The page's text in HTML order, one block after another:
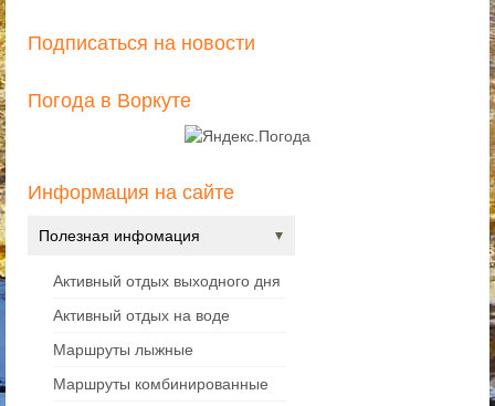
Подписаться на новости
Погода в Воркуте
Информация на сайте
Полезная инфомация
Активный отдых выходного дня
Активный отдых на воде
Маршруты лыжные
Маршруты комбинированные